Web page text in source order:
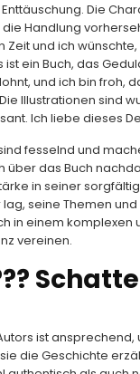
Die
Handlung
Zeit und ich
ist ein Buch, das
und ich bin froh,
Illustrationen sind
Ich liebe dieses
fesselnd und
über das Buch
in seiner
seine Themen
in einem komplexen
vereinen.
ist ansprechend,
die Geschichte